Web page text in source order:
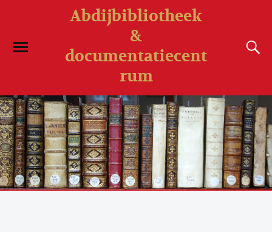
Abdijbibliotheek
&
documentatiecent
rum